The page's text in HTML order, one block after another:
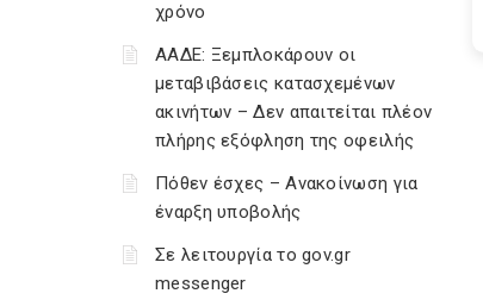
χρόνο
ΑΑΔΕ: Ξεμπλοκάρουν οι
μεταβιβάσεις κατασχεμένων
ακινήτων – Δεν απαιτείται πλέον
πλήρης εξόφληση της οφειλής
Πόθεν έσχες – Ανακοίνωση για
έναρξη υποβολής
Σε λειτουργία το gov.gr
messenger